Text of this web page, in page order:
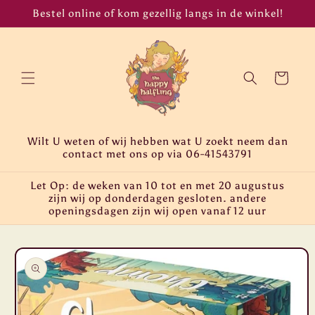
naar de
content
Bestel online of kom gezellig langs in de winkel!
Winkelwagen
Wilt U weten of wij hebben wat U zoekt neem dan
contact met ons op via 06-41543791
Let Op: de weken van 10 tot en met 20 augustus
zijn wij op donderdagen gesloten. andere
openingsdagen zijn wij open vanaf 12 uur
direct naar